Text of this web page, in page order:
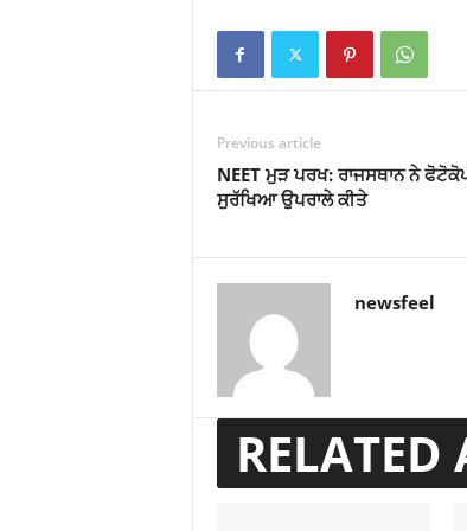
Previous article
NEET ਮੁੜ ਪਰਖ: ਰਾਜਸਥਾਨ ਨੇ
ਸੁਰੱਖਿਆ ਉਪਰਾਲੇ ਕੀਤੇ
newsfeel
RELATED